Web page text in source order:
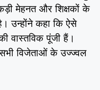
मेहनत और शिक्षकों के
उन्होंने कहा कि ऐसे
की वास्तविक पूंजी हैं।
विजेताओं के उज्ज्वल